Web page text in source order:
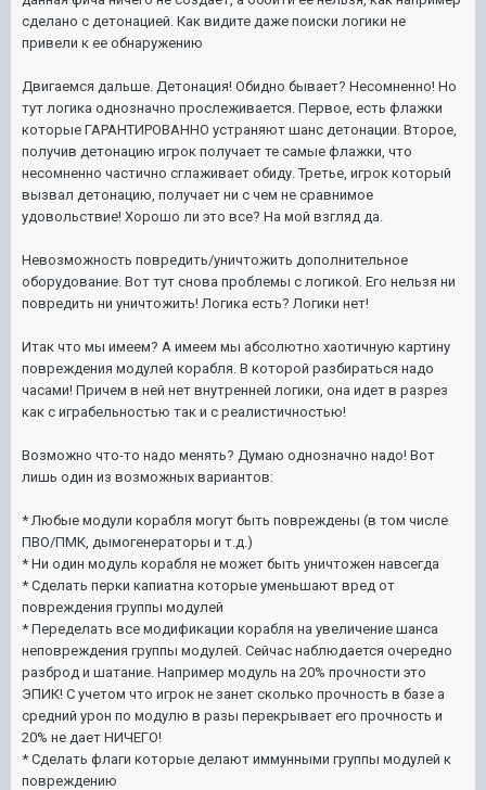
сделано с детонацией. Как видите даже поиски логики не
привели к ее обнаружению
Двигаемся дальше. Детонация! Обидно бывает? Несомненно! Но
тут логика однозначно прослеживается. Первое, есть флажки
которые ГАРАНТИРОВАННО устраняют шанс детонации. Второе,
получив детонацию игрок получает те самые флажки, что
несомненно частично сглаживает обиду. Третье, игрок который
вызвал детонацию, получает ни с чем не сравнимое
удовольствие! Хорошо ли это все? На мой взгляд да.
Невозможность повредить/уничтожить дополнительное
оборудование. Вот тут снова проблемы с логикой. Его нельзя ни
повредить ни уничтожить! Логика есть? Логики нет!
Итак что мы имеем? А имеем мы абсолютно хаотичную картину
повреждения модулей корабля. В которой разбираться надо
часами! Причем в ней нет внутренней логики, она идет в разрез
как с играбельностью так и с реалистичностью!
Возможно что-то надо менять? Думаю однозначно надо! Вот
лишь один из возможных вариантов:
* Любые модули корабля могут быть повреждены (в том числе
ПВО/ПМК, дымогенераторы и т.д.)
* Ни один модуль корабля не может быть уничтожен навсегда
* Сделать перки капиатна которые уменьшают вред от
повреждения группы модулей
* Переделать все модификации корабля на увеличение шанса
неповреждения группы модулей. Сейчас наблюдается очередно
разброд и шатание. Например модуль на 20% прочности это
ЭПИК! С учетом что игрок не занет сколько прочность в базе а
средний урон по модулю в разы перекрывает его прочность и
20% не дает НИЧЕГО!
* Сделать флаги которые делают иммунными группы модулей к
повреждению